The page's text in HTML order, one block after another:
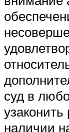
суд в
наличии